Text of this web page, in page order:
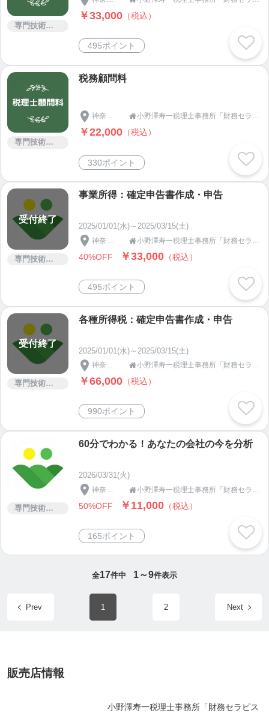
交通機関
横浜市営地下鉄 蒔田駅下車
蒔田駅3番出口右方向FamilyMartの先中華料理店酔園
蒔田駅より徒歩６分以内
専門技術サービス
￥33,000 （税込）
495ポイント
専門技術サービス
税務顧問料
神奈川県  小野澤寿一税理士事務所「財務セラピスト」です！
￥22,000 （税込）
330ポイント
受付終了
専門技術サービス
事業所得：確定申告書作成・申告
2025/01/01(水)～2025/03/15(土)
神奈川県  小野澤寿一税理士事務所「財務セラピスト」です！
40%OFF ￥33,000 （税込）
495ポイント
受付終了
専門技術サービス
各種所得税：確定申告書作成・申告
2025/01/01(水)～2025/03/15(土)
神奈川県  小野澤寿一税理士事務所「財務セラピスト」です！
￥66,000 （税込）
990ポイント
専門技術サービス
60分でわかる！あなたの会社の今を分析
2026/03/31(火)

50%OFF ￥11,000 （税込）
165ポイント
全17件中 1～9件表示
Prev 1 2 Next
販売店情報
小野澤寿一税理士事務所「財務セラピス